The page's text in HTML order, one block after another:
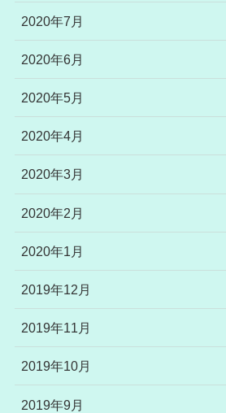
2020年7月
2020年6月
2020年5月
2020年4月
2020年3月
2020年2月
2020年1月
2019年12月
2019年11月
2019年10月
2019年9月